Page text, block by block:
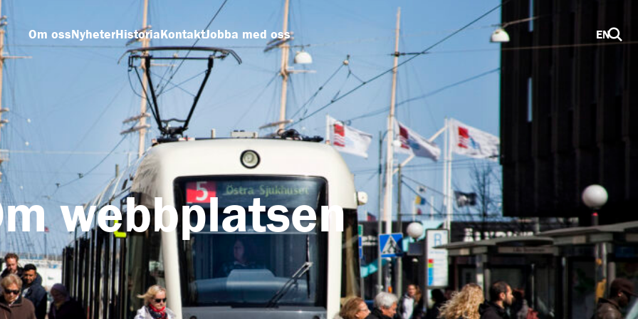
Om ossNyheterHistoriaKontaktJobba med oss EN
webbplatsen